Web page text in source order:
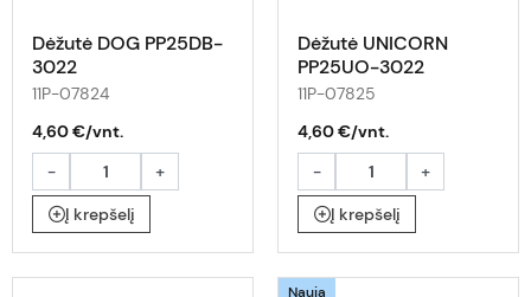
Dėžutė DOG PP25DB-
3022
11P-07824
4,60 €/vnt.
-
+
Į krepšelį
Dėžutė UNICORN
PP25UO-3022
11P-07825
4,60 €/vnt.
-
+
Į krepšelį
Nauja